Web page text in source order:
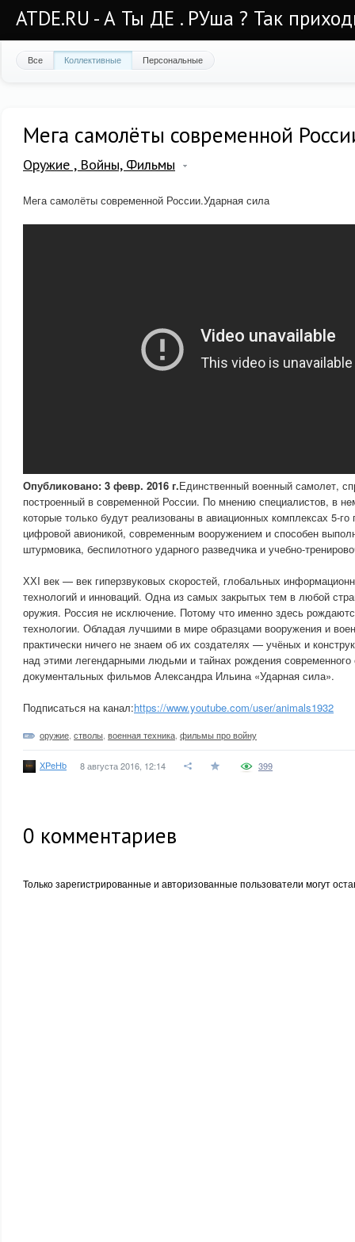
ATDE.RU - А Ты ДЕ . РУша ? Так
Все Коллективные Персональные
Мега самолёты современной
Оружие , Войны, Фильмы
Мега самолёты современной России.Ударная сила
Опубликовано: 3 февр. 2016 г.Единственный военный самолeт,
построенный в современной России. По мнению специалистов, в
которые только будут реализованы в авиационных комплексах 5-
цифровой авионикой, современным вооружением и способен
штурмовика, беспилотного ударного разведчика и учебно-
ХХI век — век гиперзвуковых скоростей, глобальных
технологий и инноваций. Одна из самых закрытых тем в любой
оружия. Россия не исключение. Потому что именно здесь
технологии. Обладая лучшими в мире образцами вооружения и
практически ничего не знаем об их создателях — учёных и
над этими легендарными людьми и тайнах рождения современного
документальных фильмов Александра Ильина «Ударная сила».
Подписаться на канал:https://www.youtube.com/user/animals1932
оружие стволы военная техника фильмы про войну
XPeHb 8 августа 2016, 12:14 399
0 комментариев
Только зарегистрированные и авторизованные пользователи могут